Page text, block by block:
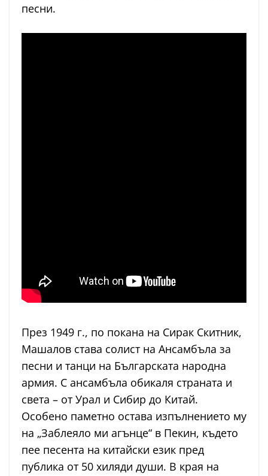
песни.
През 1949 г., по покана на Сирак Скитник,
Машалов става солист на Ансамбъла за
песни и танци на Българската народна
армия. С ансамбъла обикаля страната и
света – от Урал и Сибир до Китай.
Особено паметно остава изпълнението му
на „Заблеяло ми агънце“ в Пекин, където
пее песента на китайски език пред
публика от 50 хиляди души. В края на